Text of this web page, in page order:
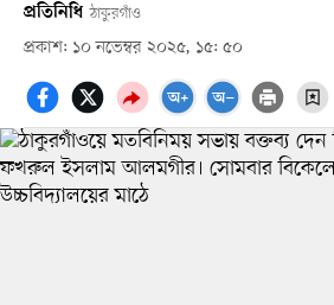
প্রতিনিধি ঠাকুরগাঁও
প্রকাশ: ১০ নভেম্বর ২০২৫, ১৫: ৫০